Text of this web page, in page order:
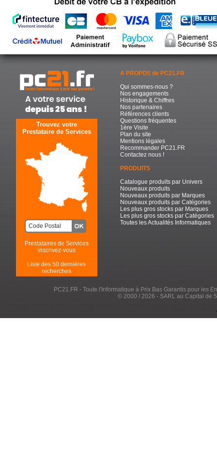
Trouvez votre
Prestataire de Services
Prestataires de Services
inscrivez-vous
Liste des 50 dernières
recherches
A PROPOS de PC21.FR
Qui sommes-nous ?
Nos engagements
Historique & Chiffres
Nos partenaires
Références clients
Questions fréquentes
1ère Visite
Plan du site
Mentions légales
Recommander PC21.FR
Contactez nous !
PRODUITS
Catalogue produits par Univers
Nouveaux produits
Nouveaux produits par Marques
Nouveaux produits par Catégories
Les plus gros stocks par Marques
Les plus gros stocks par Catégories
Toutes les Actualités Informatiques
PC21.FR - Toute l'Informatique à Prix Bas Garantis pour les
© 2000 / 2026 - SARL au Capital de